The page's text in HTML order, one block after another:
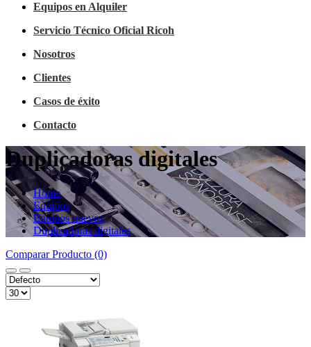
Equipos en Alquiler
Servicio Técnico Oficial Ricoh
Nosotros
Clientes
Casos de éxito
Contacto
Duplicadoras digitales
Home
Equipos
Equipos nuevos
Duplicadoras digitales
Comparar Producto (0)